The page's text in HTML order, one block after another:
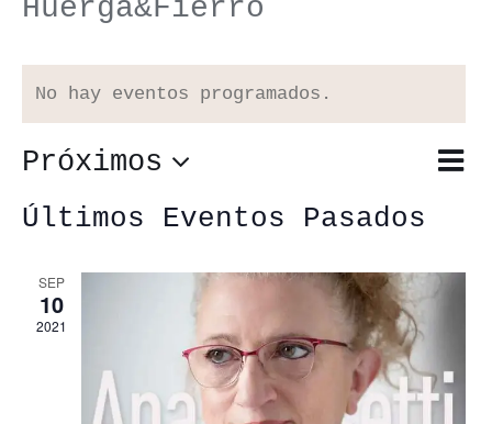
Huerga&Fierro
No hay eventos programados.
de
Lista
Próximos
Selecciona
fecha.
Últimos Eventos Pasados
SEP
10
2021